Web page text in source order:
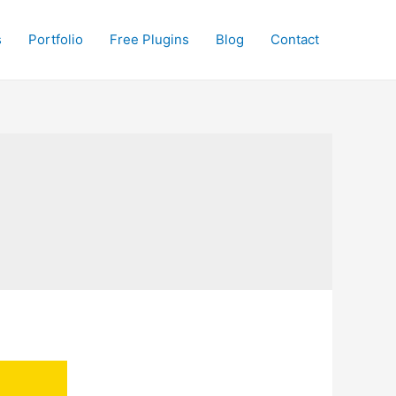
Portfolio Free Plugins Blog Contact